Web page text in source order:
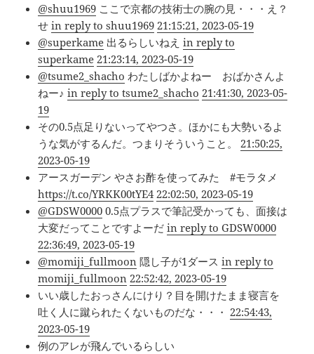
@shuu1969 ここで京都の技術士の腕の見・・・え？
せin reply to shuu1969 21:15:21, 2023-05-19
@superkame 出るらしいねえin reply to
superkame 21:23:14, 2023-05-19
@tsume2_shacho わたしばかよねー おばかさんよ
ねー♪in reply to tsume2_shacho 21:41:30, 2023-05-
19
その0.5点足りないってやつさ。ほかにも大勢いるよ
うな気がするんだ。つまりそういうこと。21:50:25,
2023-05-19
アースガーデン やさお酢を使ってみた #モラタメ
https://t.co/YRKK00tYE4 22:02:50, 2023-05-19
@GDSW0000 0.5点プラスで筆記受かっても、面接は
大変だってことですよーだin reply to GDSW0000
22:36:49, 2023-05-19
@momiji_fullmoon 隠し子が1ダースin reply to
momiji_fullmoon 22:52:42, 2023-05-19
いい歳したおっさんにけり？目を開けたまま寝言を
吐く人に蹴られたくないものだな・・・22:54:43,
2023-05-19
例のアレが飛んでいるらしい